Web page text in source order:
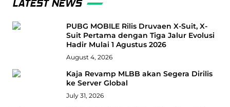
LATEST NEWS
PUBG MOBILE Rilis Druvaen X-Suit, X-
Suit Pertama dengan Tiga Jalur Evolusi
Hadir Mulai 1 Agustus 2026
August 4, 2026
Kaja Revamp MLBB akan Segera Dirilis
ke Server Global
July 31, 2026